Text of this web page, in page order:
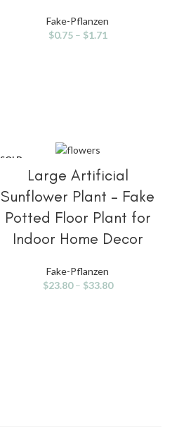
Fake-Pflanzen
$0.75 – $1.71
SOLD
Large Artificial
Sunflower Plant – Fake
Potted Floor Plant for
Indoor Home Decor
Fake-Pflanzen
$23.80 – $33.80